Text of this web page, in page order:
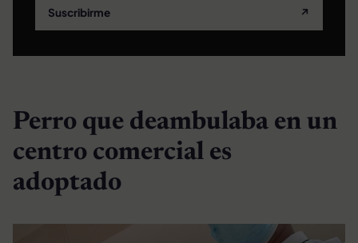
Suscribirme ↗
Perro que deambulaba en un
centro comercial es
adoptado